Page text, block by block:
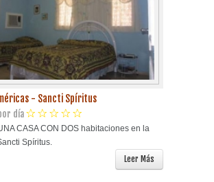
- Sancti Spíritus
día
CASA CON DOS habitaciones en la
Spíritus.
Leer Más